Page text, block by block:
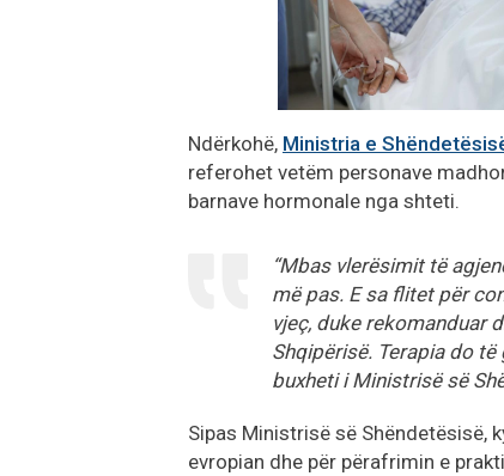
Ndërkohë, Ministria e
referohet vetëm personave
barnave hormonale nga shteti.
“Mbas vlerësimit të
më pas. E sa flitet për
vjeç, duke rekomanduar
Shqipërisë. Terapia do
buxheti i Ministrisë së
Sipas Ministrisë së Shëndetësisë,
evropian dhe për përafrimin e